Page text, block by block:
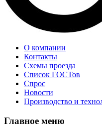
О компании
Контакты
Схемы проезда
Список ГОСТов
Спрос
Новости
Производство и
Главное меню